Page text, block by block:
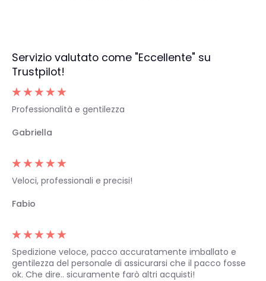
Servizio valutato come "Eccellente" su
Trustpilot!
Professionalità e gentilezza
Gabriella
Veloci, professionali e precisi!
Fabio
Spedizione veloce, pacco accuratamente imballato e
gentilezza del personale di assicurarsi che il pacco fosse
ok. Che dire.. sicuramente farò altri acquisti!